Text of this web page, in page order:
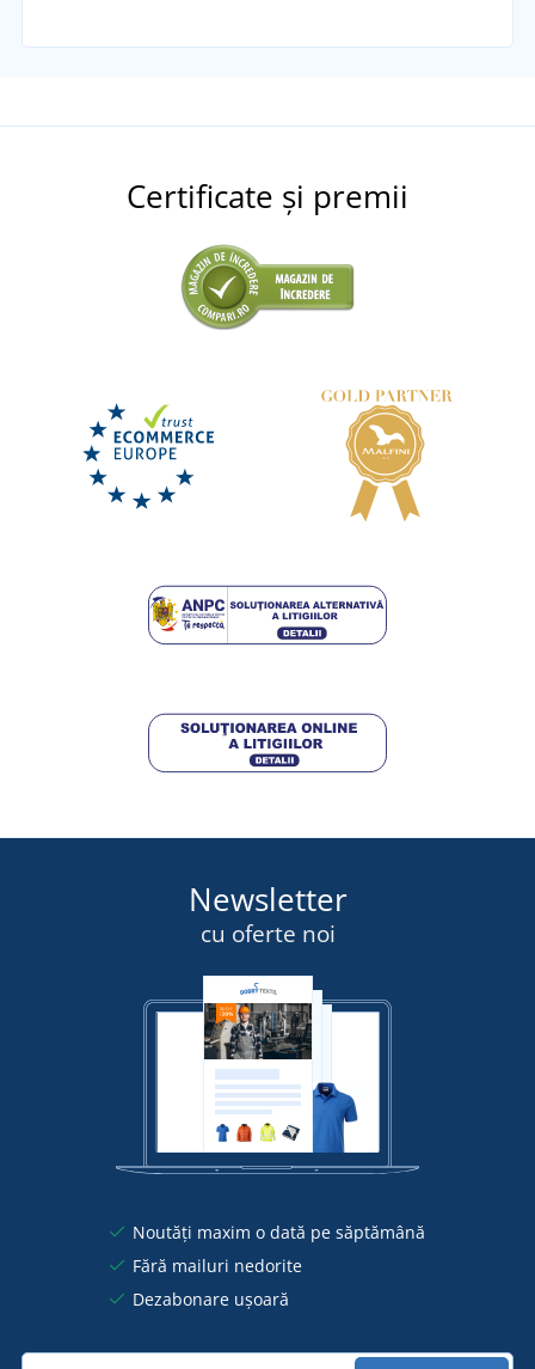
Certificate și premii
Newsletter
cu oferte noi
Noutăți maxim o dată pe săptămână
Fără mailuri nedorite
Dezabonare ușoară